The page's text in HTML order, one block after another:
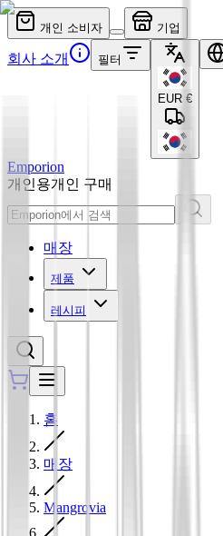
개인 소비자 기업
회사 소개 필터
EUR €
Emporion
개인용개인 구매
매장
제품
레시피
홈
매장
Mangrovia